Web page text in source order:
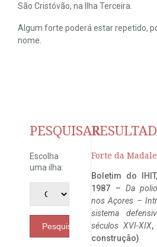
São Cristóvão, na Ilha Terceira.
Algum forte poderá estar repetido,
nome.
PESQUISAR
Escolha
uma ilha:
Pesquisar
Forte da
Boletim do
1987 – Da
nos Açores –
sistema
séculos XVI-XIX,
construção)